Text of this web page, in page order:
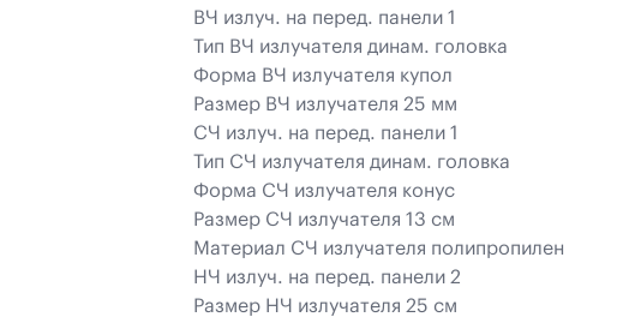
ВЧ излуч. на перед. панели 1
Тип ВЧ излучателя динам. головка
Форма ВЧ излучателя купол
Размер ВЧ излучателя 25 мм
СЧ излуч. на перед. панели 1
Тип СЧ излучателя динам. головка
Форма СЧ излучателя конус
Размер СЧ излучателя 13 см
Материал СЧ излучателя полипропилен
НЧ излуч. на перед. панели 2
Размер НЧ излучателя 25 см